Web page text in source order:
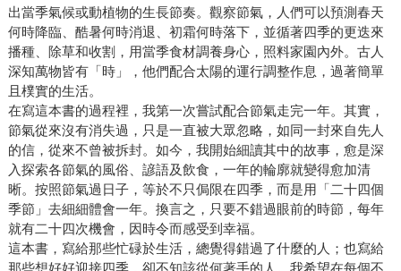
出當季氣候或動植物的生長節奏。觀察節氣，人們可以預測春天
何時降臨、酷暑何時消退、初霜何時落下，並循著四季的更迭來
播種、除草和收割，用當季食材調養身心，照料家園內外。古人
深知萬物皆有「時」，他們配合太陽的運行調整作息，過著簡單
且樸實的生活。
在寫這本書的過程裡，我第一次嘗試配合節氣走完一年。其實，
節氣從來沒有消失過，只是一直被大眾忽略，如同一封來自先人
的信，從來不曾被拆封。如今，我開始細讀其中的故事，愈是深
入探索各節氣的風俗、諺語及飲食，一年的輪廓就變得愈加清
晰。按照節氣過日子，等於不只侷限在四季，而是用「二十四個
季節」去細細體會一年。換言之，只要不錯過眼前的時節，每年
就有二十四次機會，因時令而感受到幸福。
這本書，寫給那些忙碌於生活，總覺得錯過了什麼的人；也寫給
那些想好好迎接四季，卻不知該從何著手的人。我希望在每個不